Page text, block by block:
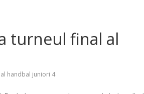
turneul final al
handbal juniori 4